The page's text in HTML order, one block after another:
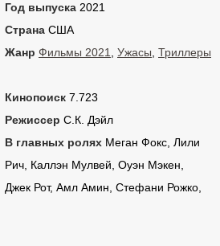
Год выпуска 2021
Страна США
Жанр Фильмы 2021 Ужасы Триллеры
Кинопоиск 7.723
Режиссер С.К. Дэйл
В главных ролях Меган Фокс, Лили
Рич, Каллэн Мулвей, Оуэн Мэкен,
Джек Рот, Амл Амин, Стефани Рожко,